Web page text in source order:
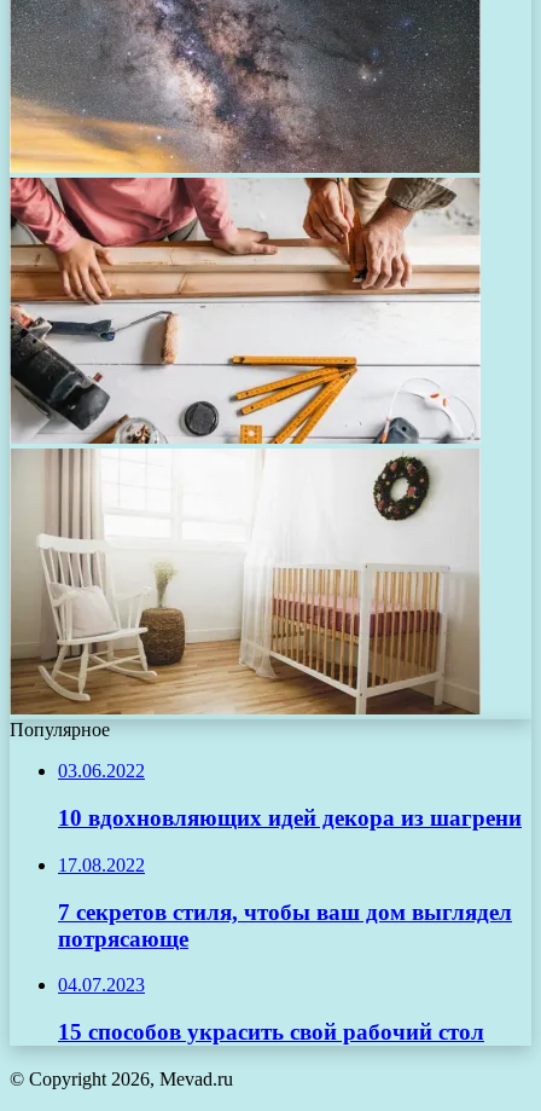
Популярное
03.06.2022
10 вдохновляющих идей декора из шагрени
17.08.2022
7 секретов стиля, чтобы ваш дом выглядел
потрясающе
04.07.2023
15 способов украсить свой рабочий стол
© Copyright 2026, Mevad.ru